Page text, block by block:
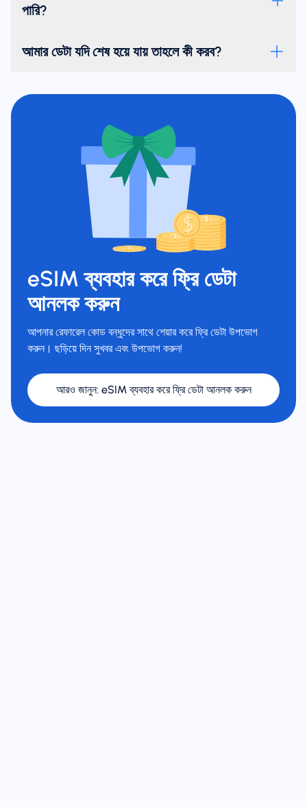
পারি?
আমার ডেটা যদি শেষ হয়ে যায় তাহলে কী করব?
eSIM ব্যবহার করে ফ্রি ডেটা
আনলক করুন
আপনার রেফারেল কোড বন্ধুদের সাথে শেয়ার করে ফ্রি ডেটা উপভোগ
করুন। ছড়িয়ে দিন সুখবর এবং উপভোগ করুন!
আরও জানুন: eSIM ব্যবহার করে ফ্রি ডেটা আনলক করুন